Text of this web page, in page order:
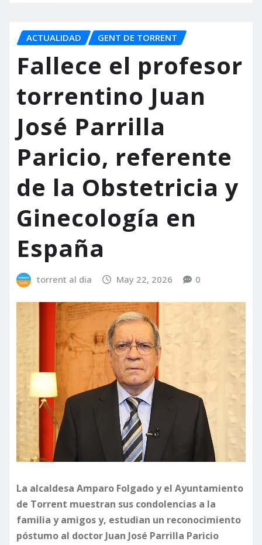
ACTUALIDAD GENT DE TORRENT
Fallece el profesor
torrentino Juan
José Parrilla
Paricio, referente
de la Obstetricia y
Ginecología en
España
torrent al dia May 22, 2026 0
La alcaldesa Amparo Folgado y el Ayuntamiento
de Torrent muestran sus condolencias a la
familia y amigos y, estudian un reconocimiento
póstumo al doctor Juan José Parrilla Paricio